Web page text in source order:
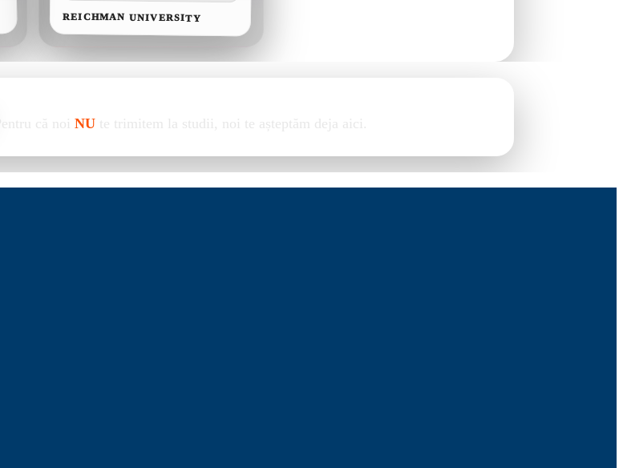
REICHMAN UNIVERSITY
Pentru că noi NUte trimitem la studii, noi te așteptăm deja aici.